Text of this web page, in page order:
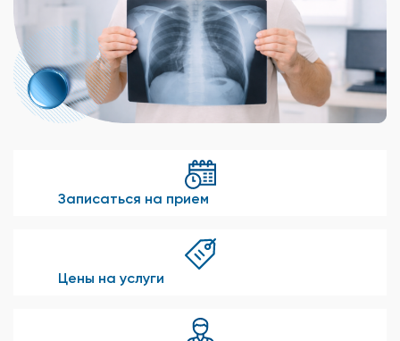
Записаться на прием
Цены на услуги